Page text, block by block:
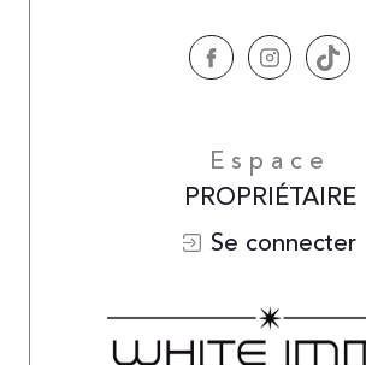
Espace
PROPRIÉTAIRE
Se connecter